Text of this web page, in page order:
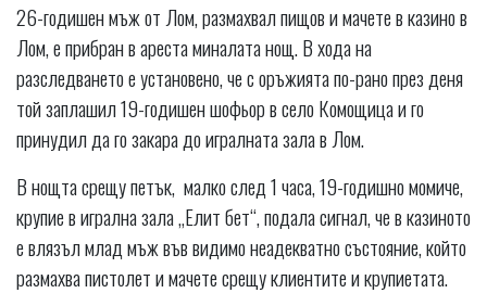
26-годишен мъж от Лом, размахвал пищов и мачете в казино в
Лом, е прибран в ареста миналата нощ. В хода на
разследването е установено, че с оръжията по-рано през деня
той заплашил 19-годишен шофьор в село Комощица и го
принудил да го закара до игралната зала в Лом.
В нощта срещу петък, малко след 1 часа, 19-годишно момиче,
крупие в игрална зала „Елит бет“, подала сигнал, че в казиното
е влязъл млад мъж във видимо неадекватно състояние, който
размахва пистолет и мачете срещу клиентите и крупиетата.